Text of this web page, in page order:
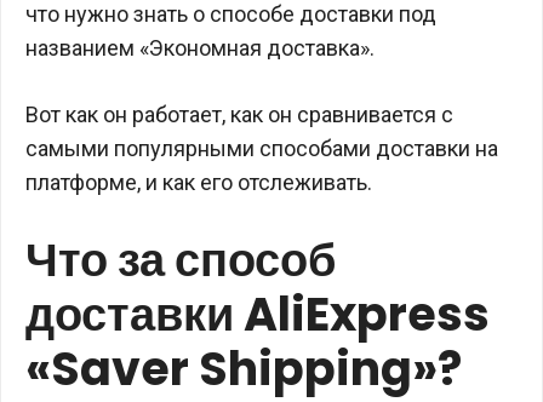
что нужно знать о способе доставки под
названием «Экономная доставка».
Вот как он работает, как он сравнивается с
самыми популярными способами доставки на
платформе, и как его отслеживать.
Что за способ
доставки AliExpress
«Saver Shipping»?